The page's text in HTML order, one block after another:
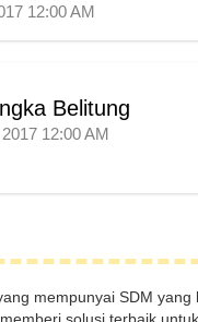
12:00 AM
Belitung
12:00 AM
mempunyai SDM